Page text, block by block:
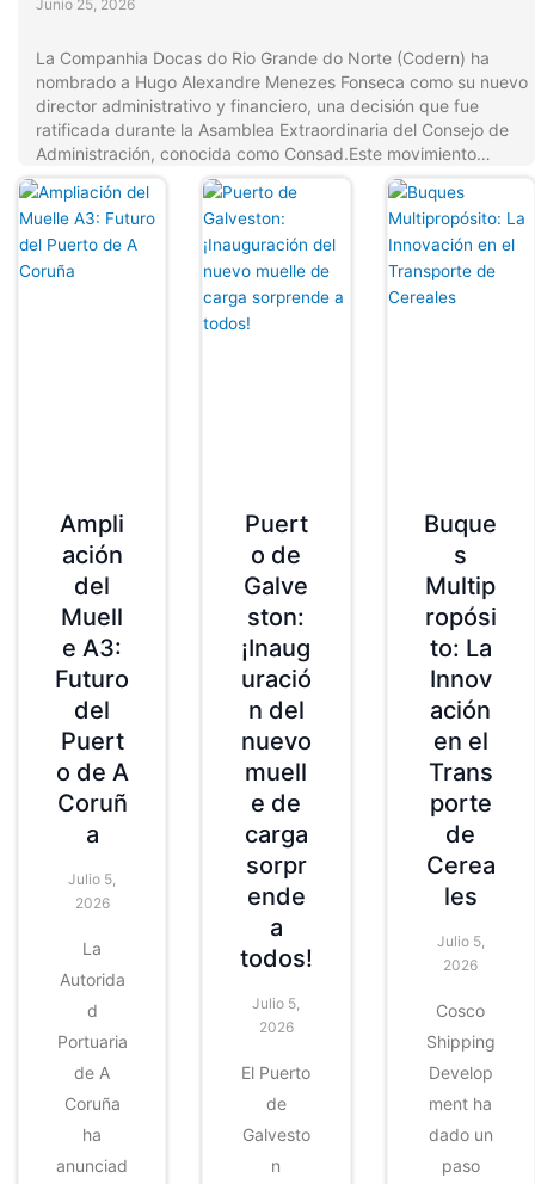
Junio 25, 2026
La Companhia Docas do Rio Grande do Norte (Codern) ha
nombrado a Hugo Alexandre Menezes Fonseca como su nuevo
director administrativo y financiero, una decisión que fue
ratificada durante la Asamblea Extraordinaria del Consejo de
Administración, conocida como Consad.Este movimiento…
Ampli
ación
del
Muell
e A3:
Futuro
del
Puert
o de A
Coruñ
a
Julio 5,
2026
La
Autorida
d
Portuaria
de A
Coruña
ha
anunciad
Puert
o de
Galve
ston:
¡Inaug
uració
n del
nuevo
muell
e de
carga
sorpr
ende
a
todos!
Julio 5,
2026
El Puerto
de
Galvesto
n
Buque
s
Multip
ropósi
to: La
Innov
ación
en el
Trans
porte
de
Cerea
les
Julio 5,
2026
Cosco
Shipping
Develop
ment ha
dado un
paso